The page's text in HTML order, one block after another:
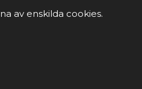
av enskilda cookies.